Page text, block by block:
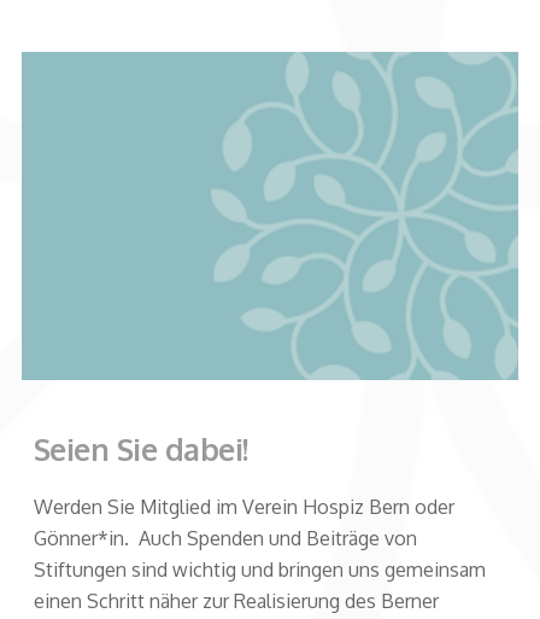
Seien Sie dabei!
Werden Sie Mitglied im Verein Hospiz Bern oder
Gönner*in. Auch Spenden und Beiträge von
Stiftungen sind wichtig und bringen uns gemeinsam
einen Schritt näher zur Realisierung des Berner